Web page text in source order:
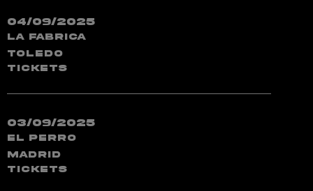
04/09/2025
La Fabrica
Toledo
TICKETS
03/09/2025
El Perro
Madrid
TICKETS